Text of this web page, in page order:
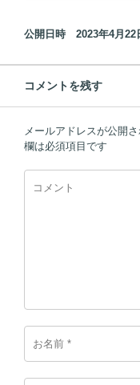
公開日時 2023年4月22
コメントを残す
メールアドレスが公開
欄は必須項目です